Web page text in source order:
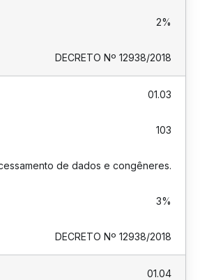
2%
DECRETO Nº 12938/2018
01.03
103
de dados e congêneres.
3%
DECRETO Nº 12938/2018
01.04